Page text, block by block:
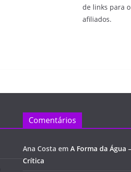
de links para
afiliados.
Comentários
Ana Costa em A Forma da Água –
Crítica